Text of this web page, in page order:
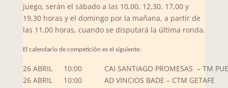
juego, serán el sábado a las 10,00, 12,30, 17,00 y
19,30 horas y el domingo por la mañana, a partir de
las 11,00 horas, cuando se disputará la última ronda.
El calendario de competición es el siguiente:
26 ABRIL 10:00
CAI SANTIAGO PROMESAS – TM
26 ABRIL
10:00
AD VINCIOS BADE – CTM GETAFE